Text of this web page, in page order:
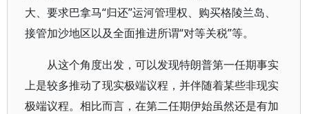
大、要求巴拿马“归还”运河管理权、购买格陵兰岛、
接管加沙地区以及全面推进所谓“对等关税”等。
从这个角度出发，可以发现特朗普第一任期事实
上是较多推动了现实极端议程，并伴随着某些非现实
极端议程。相比而言，在第二任期伊始虽然还是有加